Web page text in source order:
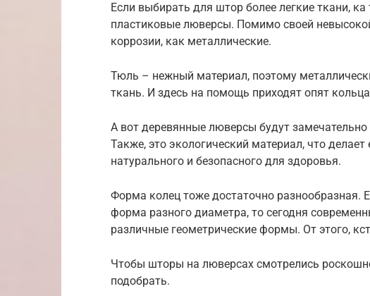
Если выбирать для штор более легкие ткани,
пластиковые люверсы. Помимо своей
коррозии, как металлические.
Тюль – нежный материал, поэтому
ткань. И здесь на помощь приходят опят
А вот деревянные люверсы будут
Также, это экологический материал, что
натурального и безопасного для здоровья.
Форма колец тоже достаточно разнообразная.
форма разного диаметра, то сегодня
различные геометрические формы. От этого,
Чтобы шторы на люверсах смотрелись
подобрать.